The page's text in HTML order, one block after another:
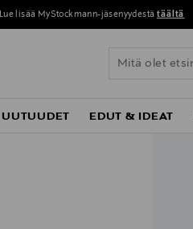
Lue lisää MyStockmann-jäsenyydestä täältä
UUTUUDET EDUT & IDEAT